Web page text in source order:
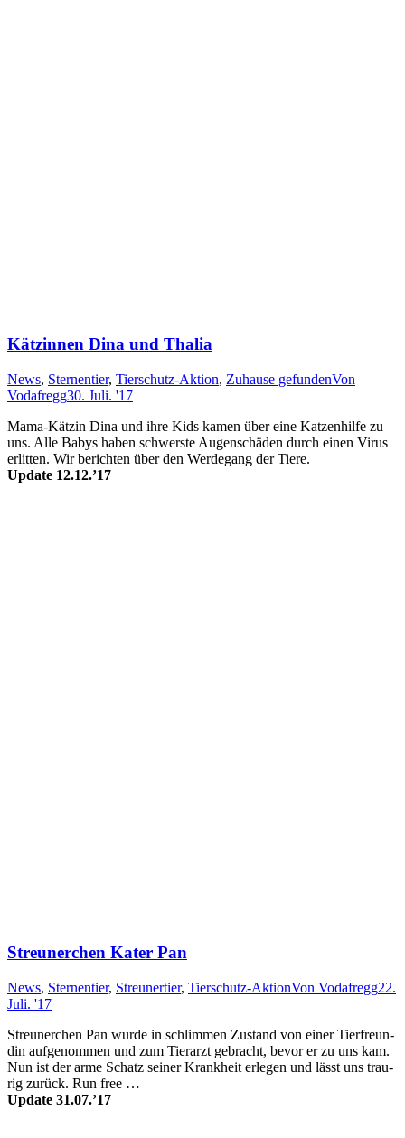
Kätzinnen Dina und Thalia
News, Sternentier, Tierschutz-Aktion, Zuhause gefundenVon
Vodafregg30. Juli. '17
Mama-Kätzin Dina und ihre Kids kam­en über eine Katz­en­hil­fe zu
uns. Alle Ba­bys ha­ben schwers­te Au­gen­schä­den durch ein­en Vir­us
er­litt­en. Wir be­rich­ten über den Werdegang der Tiere.
Update 12.12.’17
Streunerchen Kater Pan
News, Sternentier, Streunertier, Tierschutz-AktionVon Vodafregg22.
Juli. '17
Streunerchen Pan wur­de in schlim­men Zu­stand von ein­er Tier­freun­
din auf­ge­nom­men und zum Tier­arzt ge­bracht, be­vor er zu uns kam.
Nun ist der ar­me Schatz sein­er Krank­heit er­le­gen und lässt uns trau­
rig zurück. Run free …
Update 31.07.’17